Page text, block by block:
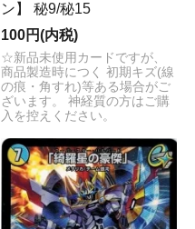
ン】 秘9/秘15
100円(内税)
☆新品未使用カードですが、
商品製造時につく 初期キズ(線
の痕・角すれ)等ある場合がご
ざいます。 神経質の方はご購
入を控えください。